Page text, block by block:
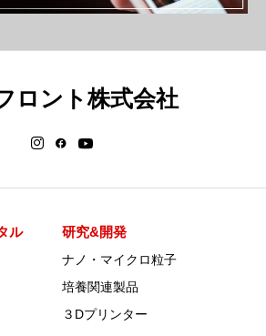
ロント株式会社
ル 研究&開発
ナノ・マイクロ粒子
培養関連製品
３Dプリンター